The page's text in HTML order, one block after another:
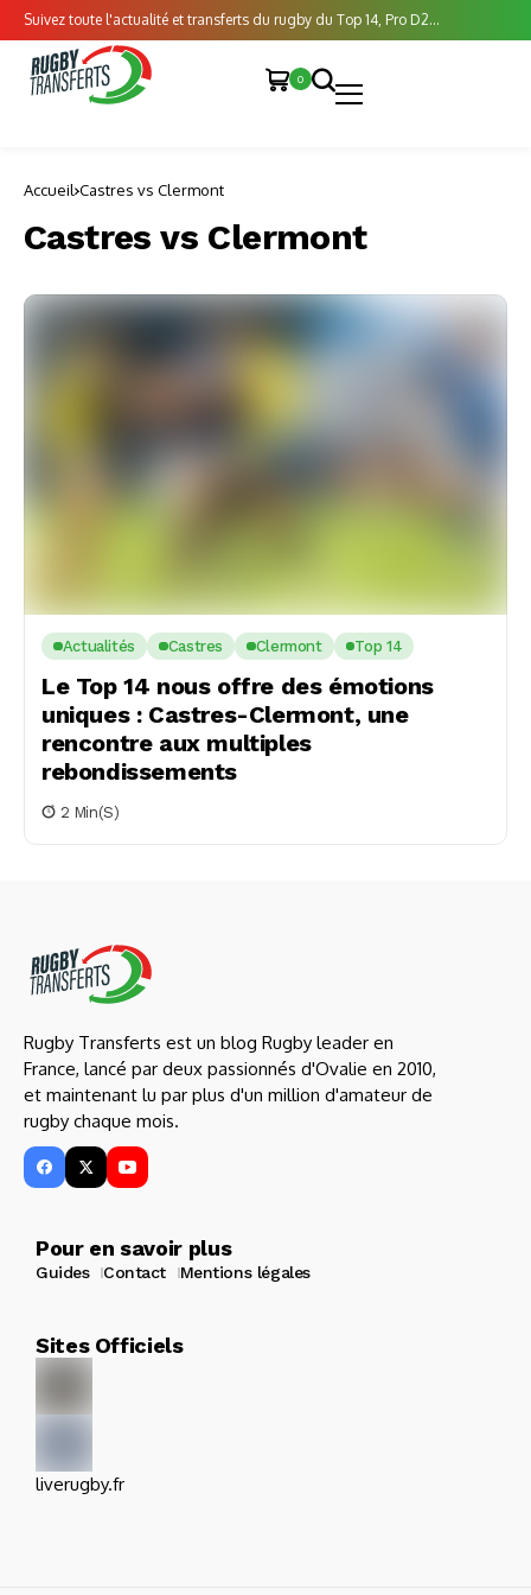
Suivez toute l'actualité et transferts du rugby du Top 14, Pro D2...
0
Accueil Castres vs Clermont
Castres vs Clermont
Actualités Castres Clermont Top 14
Le Top 14 nous offre des émotions
uniques : Castres-Clermont, une
rencontre aux multiples
rebondissements
2 Min(s)
Rugby Transferts est un blog Rugby leader en
France, lancé par deux passionnés d'Ovalie en 2010,
et maintenant lu par plus d'un million d'amateur de
rugby chaque mois.
Pour en savoir plus
Guides Contact Mentions légales
Sites Officiels
liverugby.fr